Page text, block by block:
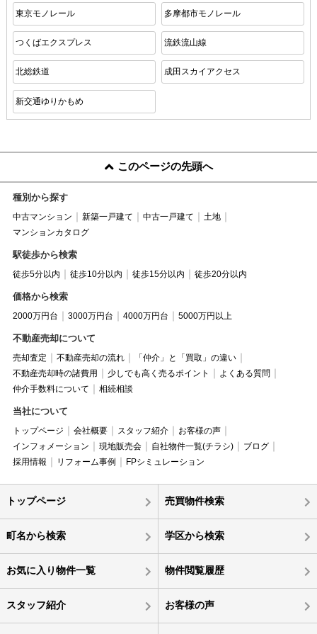
東京モノレール 多摩都市モノレール
つくばエクスプレス 流鉄流山線
北総鉄道 成田スカイアクセス
新交通ゆりかもめ
このページの先頭へ
種別から探す
中古マンション 新築一戸建て 中古一戸建て
土地
マンションカタログ
駅徒歩から検索
徒歩5分以内 徒歩10分以内 徒歩15分以内 徒歩20分以内
価格から検索
2000万円台 3000万円台 4000万円台 5000万円以上
不動産売却について
売却査定 不動産売却の流れ
「仲介」と「買取」の違い
不動産売却時の諸費用
少しでも高く売るポイント
よくある質問
仲介手数料について
相続相談
当社について
トップページ 会社概要 スタッフ紹介
お客様の声
インフォメーション
現地販売会 自社物件一覧(チラシ)
ブログ
採用情報
リフォーム事例 FPシミュレーション
トップページ 売買物件検索
町名から検索 学区から検索
お気に入り物件一覧 物件閲覧履歴
スタッフ紹介 お客様の声